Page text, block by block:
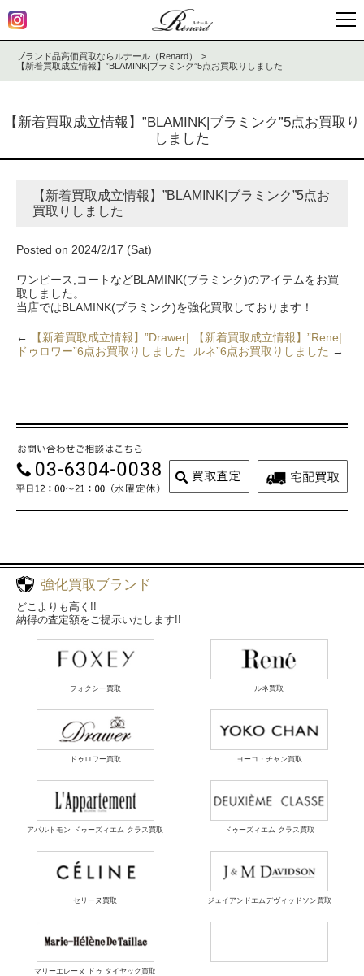
ブランド品高価買取ならルナール（Renard）
【新着買取成立情報】”BLAMINK|ブラミンク”5点お買取りしました
【新着買取成立情報】”BLAMINK|ブラミンク”5点お買取り
しました
【新着買取成立情報】”BLAMINK|ブラミンク”5点お
買取りしました
Posted on 2024/2/17 (Sat)
ワンピース,コートなどBLAMINK(ブラミンク)のアイテムをお買
取しました。
当店ではBLAMINK(ブラミンク)を強化買取しております！
←
【新着買取成立情報】”Drawer|
ドゥロワー”6点お買取りしました
【新着買取成立情報】”Rene|
ルネ”6点お買取りしました →
強化買取ブランド
どこよりも高く!!
納得の査定額をご提示いたします!!
フォクシー買取 ルネ買取
ドゥロワー買取 ヨーコ・チャン買取
アパルトモン ドゥーズィエム クラス買取 ドゥーズィエム クラス買取
セリーヌ買取 ジェイアンドエムデヴィッドソン買取
マリーエレーヌ ドゥ タイヤック買取